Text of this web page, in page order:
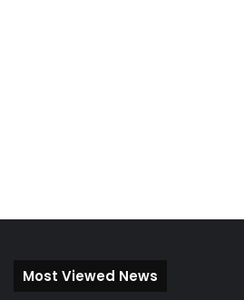
Most Viewed News